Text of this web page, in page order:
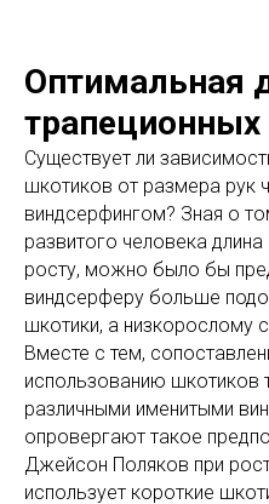
Оптимальная
Существует ли
шкотиков от размера рук
виндсерфингом? Зная о
развитого человека
росту, можно было бы
виндсерферу больше
шкотики, а низкорослому
Вместе с тем,
использованию шкотиков
различными именитыми
опровергают такое
Джейсон Поляков при
использует короткие